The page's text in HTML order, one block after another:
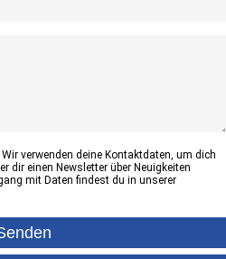
verwenden deine Kontaktdaten, um dich
dir einen Newsletter über Neuigkeiten
mit Daten findest du in unserer